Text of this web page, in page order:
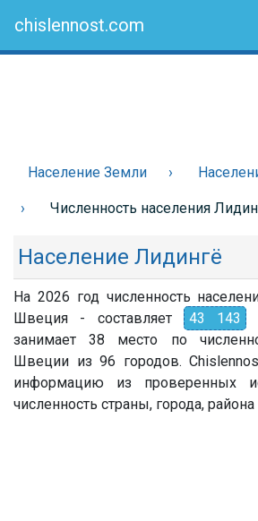
chislennost.com
Население Земли
Численность населения
Население Лидингё
На 2026 год численность
Швеция - составляет
43 143
занимает 38 место по
Швеции из 96 городов.
информацию из проверенных
численность страны, города,